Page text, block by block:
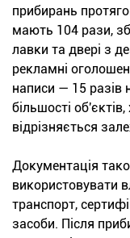
прибирань
мають 104 рази,
лавки та двері з
рекламні
написи — 15 разів
більшості
відрізняється
Документація
використовувати
транспорт,
засоби. Після